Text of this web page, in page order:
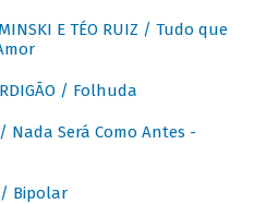
E TÉO RUIZ / Tudo que
/ Folhuda
/ Nada Será Como Antes -
/ Bipolar